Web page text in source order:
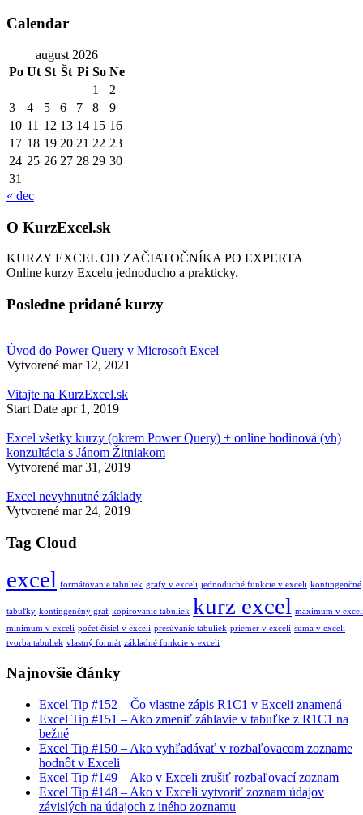
Calendar
august 2026
Po Ut St Št Pi So Ne
1
2
3
4 5 6 7 8
9
10 11 12 13 14 15 16
17 18 19 20 21 22 23
24 25 26 27 28 29 30
31
« dec
O KurzExcel.sk
KURZY EXCEL OD ZAČIATOČNÍKA PO EXPERTA
Online kurzy Excelu jednoducho a prakticky.
Posledne pridané kurzy
Úvod do Power Query v Microsoft Excel
Vytvorené mar 12, 2021
Vitajte na KurzExcel.sk
Start Date apr 1, 2019
Excel všetky kurzy (okrem Power Query) + online hodinová (vh)
konzultácia s Jánom Žitniakom
Vytvorené mar 31, 2019
Excel nevyhnutné základy
Vytvorené mar 24, 2019
Tag Cloud
excel formátovanie tabuliek grafy v exceli jednoduché funkcie v exceli kontingenčné
tabuľky kontingenčný graf kopirovanie tabuliek kurz excel maximum v
minimum v exceli počet čísiel v exceli presúvanie tabuliek priemer v exceli suma v exceli
tvorba tabuliek vlastný formát základné funkcie v exceli
Najnovšie články
Excel Tip #152 – Čo vlastne zápis R1C1 v Exceli znamená
Excel Tip #151 – Ako zmeniť záhlavie v tabuľke z R1C1 na
bežné
Excel Tip #150 – Ako vyhľadávať v rozbaľovacom zozname
hodnôt v Exceli
Excel Tip #149 – Ako v Exceli zrušiť rozbaľovací zoznam
Excel Tip #148 – Ako v Exceli vytvoriť zoznam údajov
závislých na údajoch z iného zoznamu